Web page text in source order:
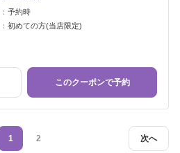
予約時
初めての方(当店限定)
このクーポンで予約
次へ
1 2